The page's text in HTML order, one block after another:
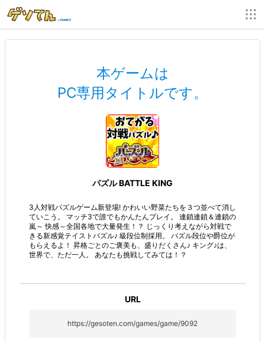
本ゲームは
PC専用タイトルです。
パズル BATTLE KING
3人対戦パズルゲーム新登場! かわいい野菜たちを３つ並べて消し
ていこう。 マッチ3で誰でもかんたんプレイ。 連鎖連鎖＆連鎖の
嵐～ 快感～全国各地で大量発生！？ じっくり考えながら対戦で
きる新感覚テイストパズル♪ 級段位制採用。 パズル段位や爵位が
もらえるよ！ 昇格ごとのご褒美も、盛りだくさん♪ キング♪は、
世界で、ただ一人。 あなたも挑戦してみては！？
URL
https://gesoten.com/games/game/9092